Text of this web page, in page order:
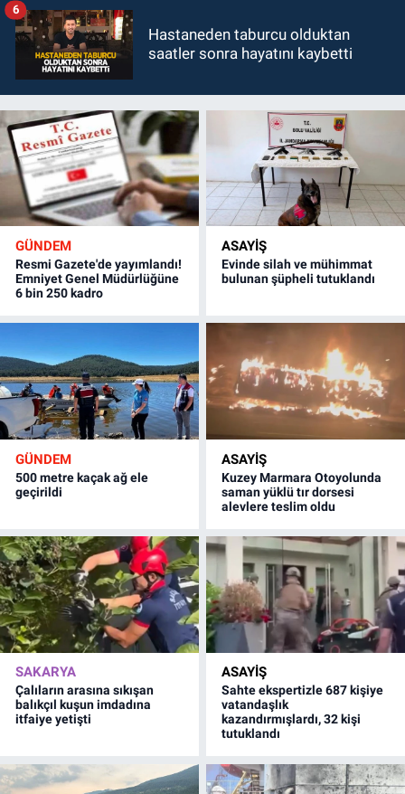
Hastaneden taburcu olduktan
saatler sonra hayatını kaybetti
6
GÜNDEM
Resmi Gazete'de yayımlandı!
Emniyet Genel Müdürlüğüne
6 bin 250 kadro
ASAYİŞ
Evinde silah ve mühimmat
bulunan şüpheli tutuklandı
GÜNDEM
500 metre kaçak ağ ele
geçirildi
ASAYİŞ
Kuzey Marmara Otoyolunda
saman yüklü tır dorsesi
alevlere teslim oldu
SAKARYA
Çalıların arasına sıkışan
balıkçıl kuşun imdadına
itfaiye yetişti
ASAYİŞ
Sahte ekspertizle 687 kişiye
vatandaşlık
kazandırmışlardı, 32 kişi
tutuklandı